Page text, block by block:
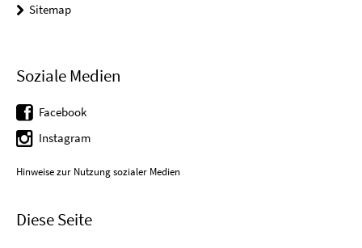
Sitemap
Soziale Medien
Facebook
Instagram
Hinweise zur Nutzung sozialer Medien
Diese Seite